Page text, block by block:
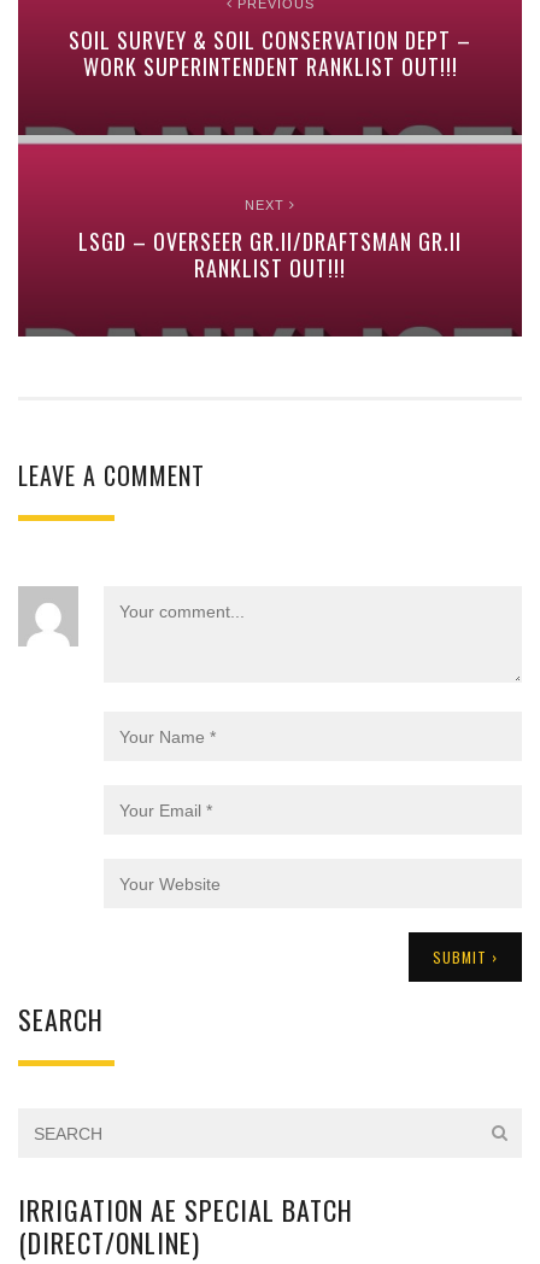
PREVIOUS
SOIL SURVEY & SOIL CONSERVATION DEPT –
WORK SUPERINTENDENT RANKLIST OUT!!!
NEXT
LSGD – OVERSEER GR.II/DRAFTSMAN GR.II
RANKLIST OUT!!!
LEAVE A COMMENT
SEARCH
IRRIGATION AE SPECIAL BATCH
(DIRECT/ONLINE)